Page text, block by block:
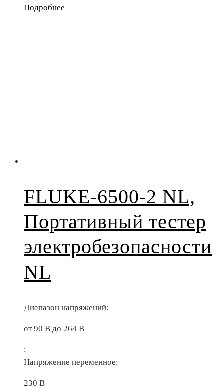
Подробнее
FLUKE-6500-2 NL,
Портативный тестер
электробезопасности
NL
Диапазон напряжений:
от 90 В до 264 В
;
Напряжение переменное:
230 В